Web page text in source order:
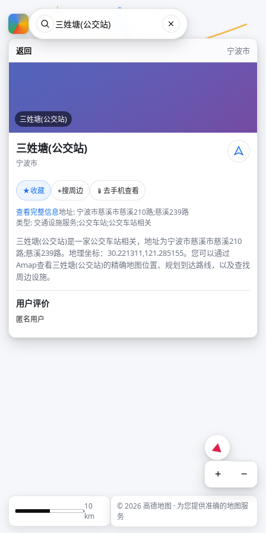
返回 宁波市
三姓塘(公交站)
三姓塘(公交站)
宁波市
★收藏 ⌖搜周边 📱 去手机查看
查看完整信息地址: 宁波市慈溪市慈溪210路;慈溪239路
类型: 交通设施服务;公交车站;公交车站相关
三姓塘(公交站)是一家公交车站相关，地址为宁波市慈溪市慈溪210
路;慈溪239路。地理坐标：30.221311,121.285155。您可以通过
Amap查看三姓塘(公交站)的精确地图位置、规划到达路线，以及查找
周边设施。
用户评价
匿名用户
+ −
10
km
© 2026 高德地图 · 为您提供准确的地图服
务